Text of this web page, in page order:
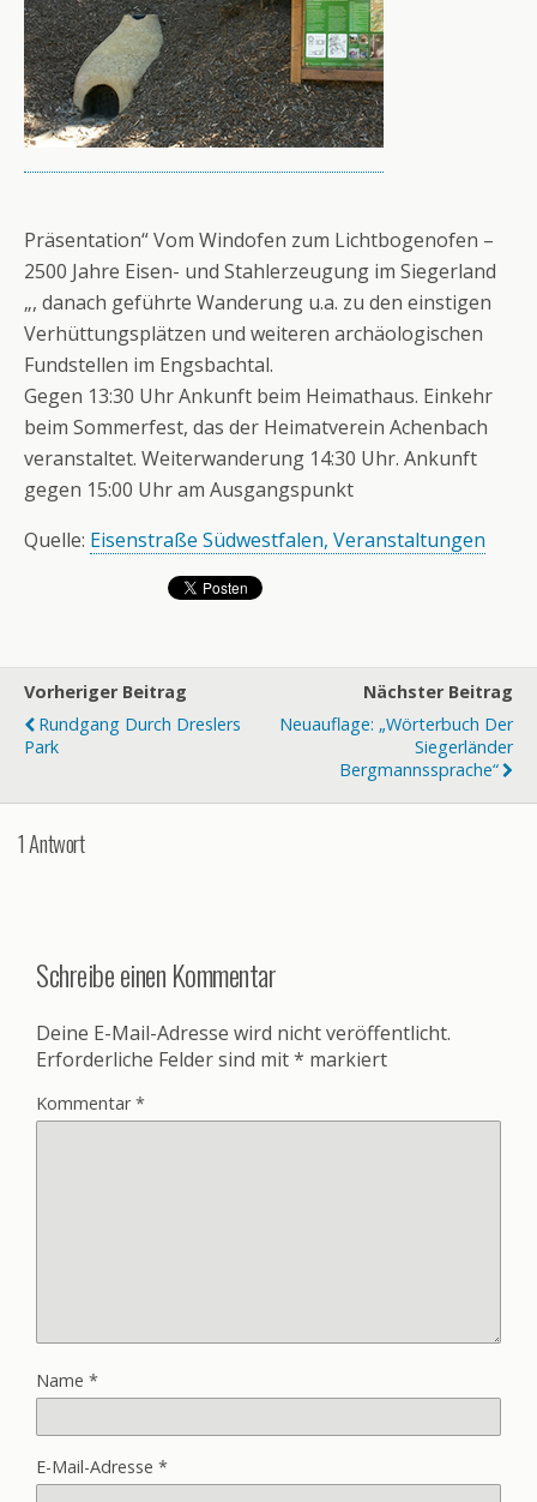
Präsentation“ Vom Windofen zum Lichtbogenofen –
2500 Jahre Eisen- und Stahlerzeugung im Siegerland
„, danach geführte Wanderung u.a. zu den einstigen
Verhüttungsplätzen und weiteren archäologischen
Fundstellen im Engsbachtal.
Gegen 13:30 Uhr Ankunft beim Heimathaus. Einkehr
beim Sommerfest, das der Heimatverein Achenbach
veranstaltet. Weiterwanderung 14:30 Uhr. Ankunft
gegen 15:00 Uhr am Ausgangspunkt
Quelle: Eisenstraße Südwestfalen, Veranstaltungen
Vorheriger Beitrag
Rundgang Durch Dreslers
Park
Nächster Beitrag
Neuauflage: „Wörterbuch Der
Siegerländer
Bergmannssprache“
1 Antwort
Schreibe einen Kommentar
Deine E-Mail-Adresse wird nicht veröffentlicht.
Erforderliche Felder sind mit* markiert
Kommentar*
Name *
E-Mail-Adresse *